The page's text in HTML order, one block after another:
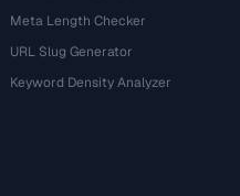
Meta Length Checker
URL Slug Generator
Keyword Density Analyzer